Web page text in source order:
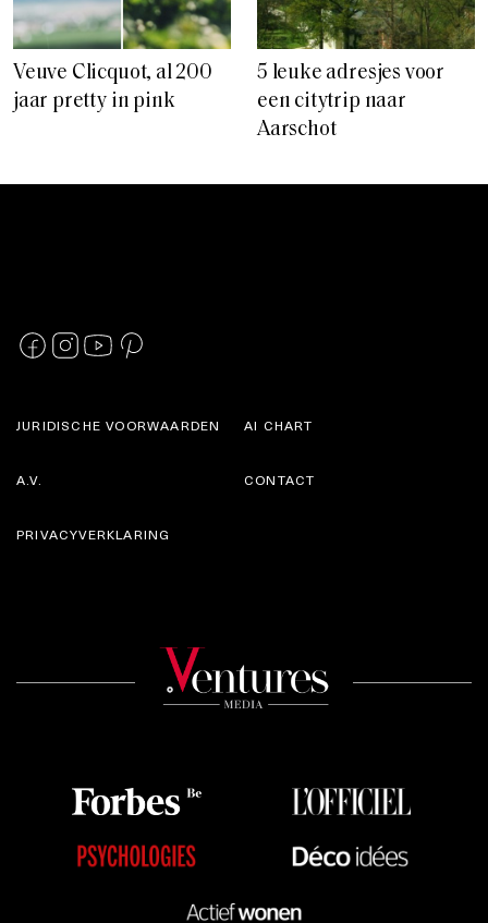
Veuve Clicquot, al 200
jaar pretty in pink
5 leuke adresjes voor
een citytrip naar
Aarschot
JURIDISCHE VOORWAARDEN
A.V.
AI CHART
CONTACT
PRIVACYVERKLARING